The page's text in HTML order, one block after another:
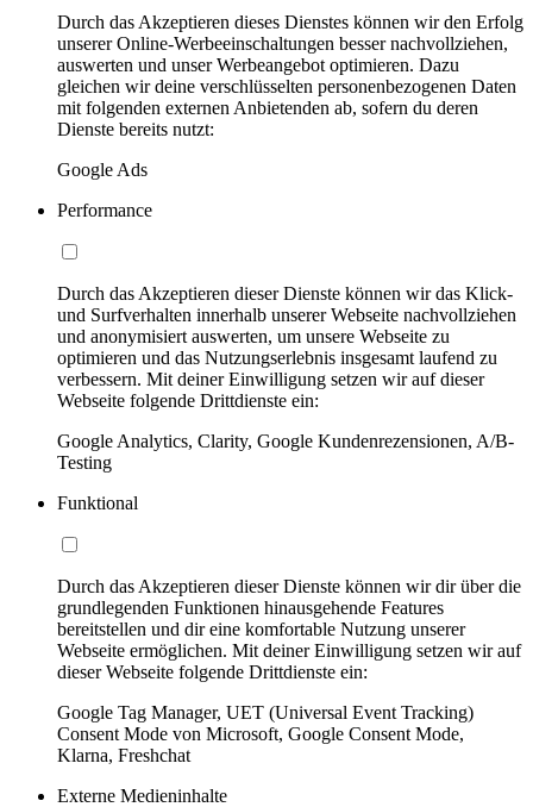
Durch das Akzeptieren dieses Dienstes können wir den Erfolg
unserer Online-Werbeeinschaltungen besser nachvollziehen,
auswerten und unser Werbeangebot optimieren. Dazu
gleichen wir deine verschlüsselten personenbezogenen Daten
mit folgenden externen Anbietenden ab, sofern du deren
Dienste bereits nutzt:
Google Ads
Performance
Durch das Akzeptieren dieser Dienste können wir das Klick-
und Surfverhalten innerhalb unserer Webseite nachvollziehen
und anonymisiert auswerten, um unsere Webseite zu
optimieren und das Nutzungserlebnis insgesamt laufend zu
verbessern. Mit deiner Einwilligung setzen wir auf dieser
Webseite folgende Drittdienste ein:
Google Analytics, Clarity, Google Kundenrezensionen, A/B-
Testing
Funktional
Durch das Akzeptieren dieser Dienste können wir dir über die
grundlegenden Funktionen hinausgehende Features
bereitstellen und dir eine komfortable Nutzung unserer
Webseite ermöglichen. Mit deiner Einwilligung setzen wir auf
dieser Webseite folgende Drittdienste ein:
Google Tag Manager, UET (Universal Event Tracking)
Consent Mode von Microsoft, Google Consent Mode,
Klarna, Freshchat
Externe Medieninhalte